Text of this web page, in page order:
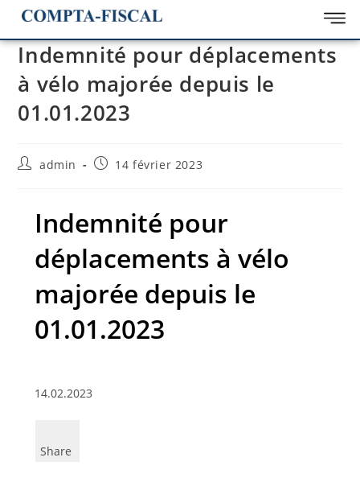
Indemnité pour déplacements
à vélo majorée depuis le
01.01.2023
admin 14 février 2023
Indemnité pour
déplacements à vélo
majorée depuis le
01.01.2023
14.02.2023
Share